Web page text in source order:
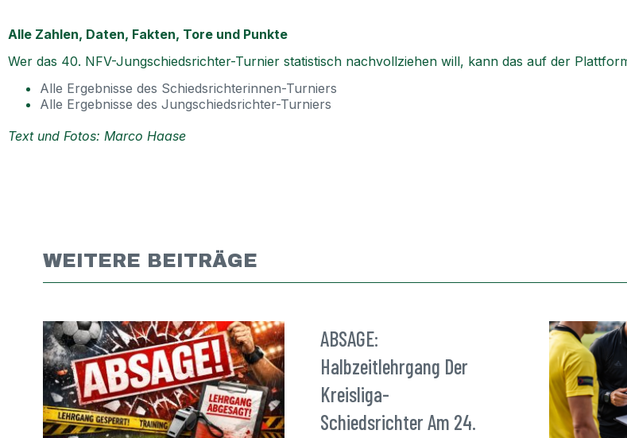
Alle Zahlen, Daten, Fakten, Tore und Punkte
Wer das 40. NFV-Jungschiedsrichter-Turnier statistisch nachvollziehen will, kann das auf der
Alle Ergebnisse des Schiedsrichterinnen-Turniers
Alle Ergebnisse des Jungschiedsrichter-Turniers
Text und Fotos: Marco Haase
WEITERE BEITRÄGE
ABSAGE:
Halbzeitlehrgang Der
Kreisliga-
Schiedsrichter Am 24.